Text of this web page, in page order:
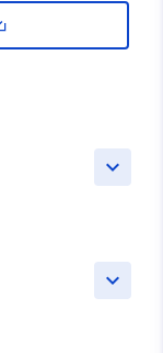
keyboard_arrow_down
keyboard_arrow_down